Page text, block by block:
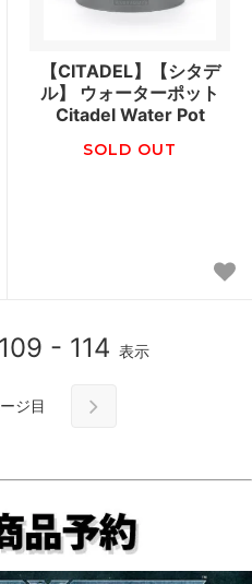
【CITADEL】【シタデ
ル】 ウォーターポット
Citadel Water Pot
SOLD OUT
109 - 114 表示
ジ目